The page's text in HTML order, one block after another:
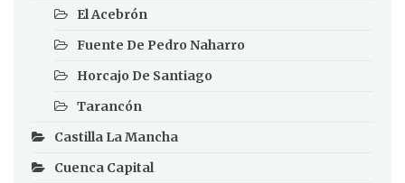
El Acebrón
Fuente De Pedro Naharro
Horcajo De Santiago
Tarancón
Castilla La Mancha
Cuenca Capital